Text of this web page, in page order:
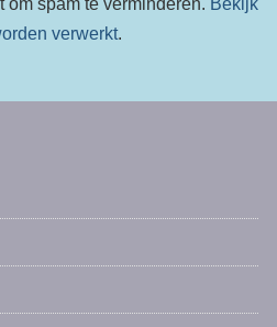
om spam te verminderen. Bekijk
verwerkt.